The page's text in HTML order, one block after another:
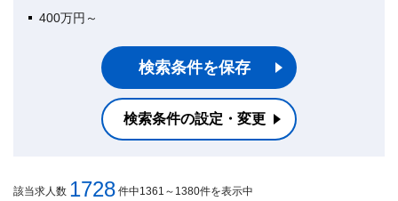
400万円～
検索条件を保存
検索条件の設定・変更
該当求人数 1728 件中1361～1380件を表示中